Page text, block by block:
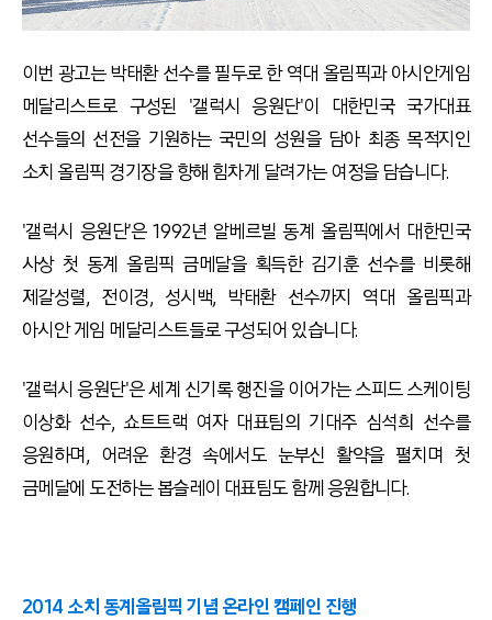
이번 광고는 박태환 선수를 필두로 한 역대 올림픽과 아시안게임
메달리스트로 구성된 '갤럭시 응원단'이 대한민국 국가대표
선수들의 선전을 기원하는 국민의 성원을 담아 최종 목적지인
소치 올림픽 경기장을 향해 힘차게 달려가는 여정을 담습니다.
'갤럭시 응원단'은 1992년 알베르빌 동계 올림픽에서 대한민국
사상 첫 동계 올림픽 금메달을 획득한 김기훈 선수를 비롯해
제갈성렬, 전이경, 성시백, 박태환 선수까지 역대 올림픽과
아시안 게임 메달리스트들로 구성되어 있습니다.
'갤럭시 응원단'은 세계 신기록 행진을 이어가는 스피드 스케이팅
이상화 선수, 쇼트트랙 여자 대표팀의 기대주 심석희 선수를
응원하며, 어려운 환경 속에서도 눈부신 활약을 펼치며 첫
금메달에 도전하는 봅슬레이 대표팀도 함께 응원합니다.
2014 소치 동계올림픽 기념 온라인 캠페인 진행